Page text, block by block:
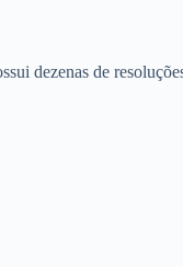
dezenas de